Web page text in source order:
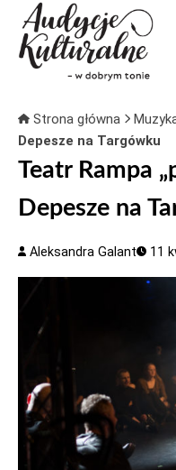
Strona główna
Depesze na Targówku
Teatr Rampa
Depesze na
Aleksandra Galant 11